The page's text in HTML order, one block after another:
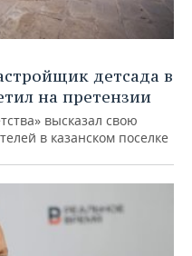
детсада в
на претензии
высказал свою
в казанском поселке